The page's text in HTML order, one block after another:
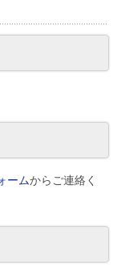
ームからご連絡く